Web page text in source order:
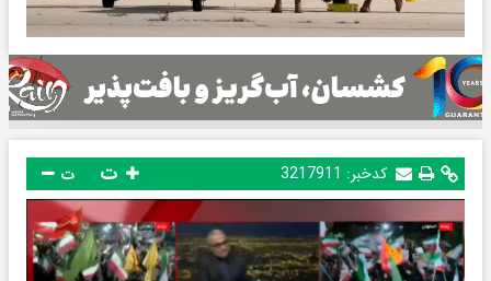
کدخبر: 3217911 ت